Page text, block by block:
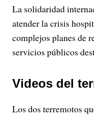
La solidaridad
atender la crisis
complejos planes de
servicios públicos
Videos del
Los dos terremotos